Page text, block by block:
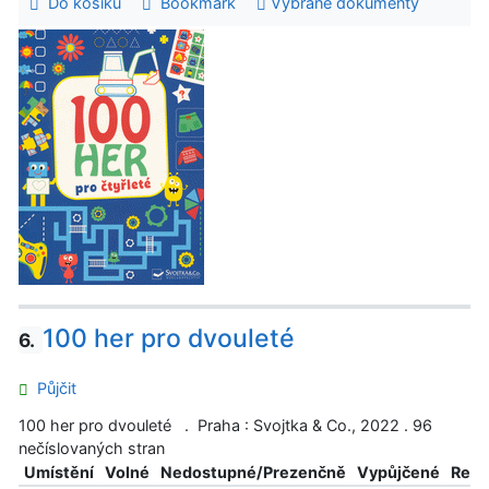
6. 100 her pro dvouleté
Půjčit
100 her pro dvouleté . Praha : Svojtka & Co., 2022 . 96
nečíslovaných stran
Umístění
Volné Nedostupné/Prezenčně Vypůjčené